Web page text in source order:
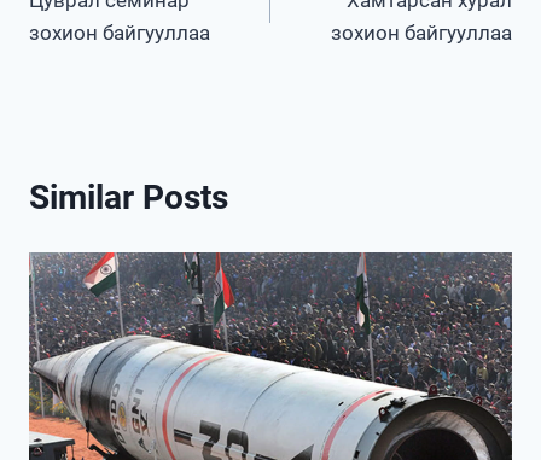
navigation
зохион байгууллаа
зохион байгууллаа
Similar Posts